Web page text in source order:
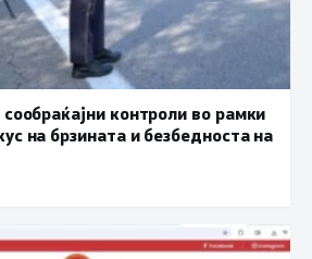
контроли во рамки
на брзината и безбедноста на